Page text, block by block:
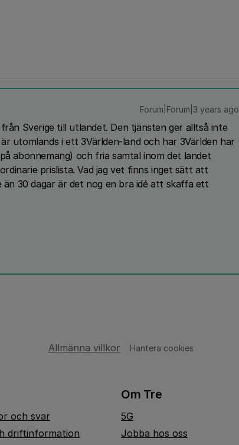
Forum|Forum|3 years ago
Sverige till utlandet. Den tjänsten ger alltså inte
utomlands i ett 3Världen-land och har 3Världen har
abonnemang) och fria samtal inom det landet
prislista. Vad jag vet finns inget sätt att
30 dagar är det nog en bra idé att skaffa ett
Allmänna villkor Hantera cookies
och svar
driftinformation
Om Tre
5G
Jobba hos oss